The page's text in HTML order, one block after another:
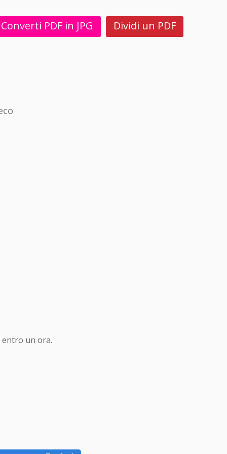
Converti PDF in JPG Dividi un PDF
un ora.